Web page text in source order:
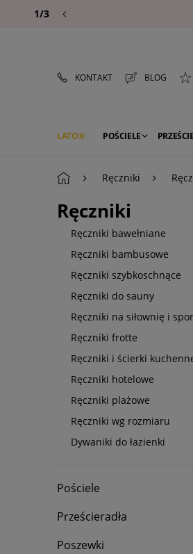
1/3
KONTAKT BLOG
LATO POŚCIELE
Ręczniki
Ręczniki
Ręczniki bawełniane
Ręczniki bambusowe
Ręczniki szybkoschnące
Ręczniki do sauny
Ręczniki na siłownię i
Ręczniki frotte
Ręczniki i ścierki
Ręczniki hotelowe
Ręczniki plażowe
Ręczniki wg rozmiaru
Dywaniki do łazienki
Pościele
Prześcieradła
Poszewki